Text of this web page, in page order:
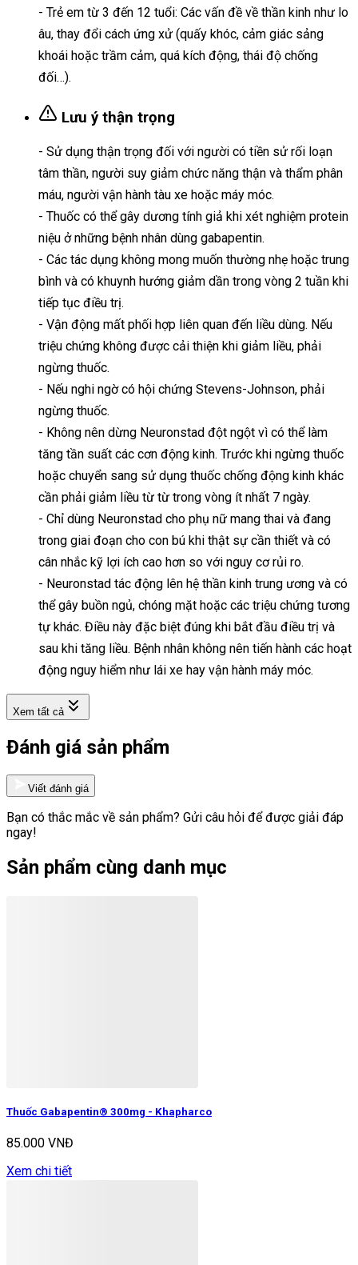
- Trẻ em từ 3 đến 12 tuổi: Các vấn đề về thần kinh như lo
âu, thay đổi cách ứng xử (quấy khóc, cảm giác sảng
khoái hoặc trầm cảm, quá kích động, thái độ chống
đối…).
Lưu ý thận trọng
- Sử dụng thận trọng đối với người có tiền sử rối loạn
tâm thần, người suy giảm chức năng thận và thẩm phân
máu, người vận hành tàu xe hoặc máy móc.
- Thuốc có thể gây dương tính giả khi xét nghiệm protein
niệu ở những bệnh nhân dùng gabapentin.
- Các tác dụng không mong muốn thường nhẹ hoặc trung
bình và có khuynh hướng giảm dần trong vòng 2 tuần khi
tiếp tục điều trị.
- Vận động mất phối hợp liên quan đến liều dùng. Nếu
triệu chứng không được cải thiện khi giảm liều, phải
ngừng thuốc.
- Nếu nghi ngờ có hội chứng Stevens-Johnson, phải
ngừng thuốc.
- Không nên dừng Neuronstad đột ngột vì có thể làm
tăng tần suất các cơn động kinh. Trước khi ngừng thuốc
hoặc chuyển sang sử dụng thuốc chống động kinh khác
cần phải giảm liều từ từ trong vòng ít nhất 7 ngày.
- Chỉ dùng Neuronstad cho phụ nữ mang thai và đang
trong giai đoạn cho con bú khi thật sự cần thiết và có
cân nhắc kỹ lợi ích cao hơn so với nguy cơ rủi ro.
- Neuronstad tác động lên hệ thần kinh trung ương và có
thể gây buồn ngủ, chóng mặt hoặc các triệu chứng tương
tự khác. Điều này đặc biệt đúng khi bắt đầu điều trị và
sau khi tăng liều. Bệnh nhân không nên tiến hành các hoạt
động nguy hiểm như lái xe hay vận hành máy móc.
Xem tất cả
Đánh giá sản phẩm
Viết đánh giá
Bạn có thắc mắc về sản phẩm? Gửi câu hỏi để được giải đáp
ngay!
Sản phẩm cùng danh mục
Thuốc Gabapentin® 300mg - Khapharco
85.000 VNĐ
Xem chi tiết